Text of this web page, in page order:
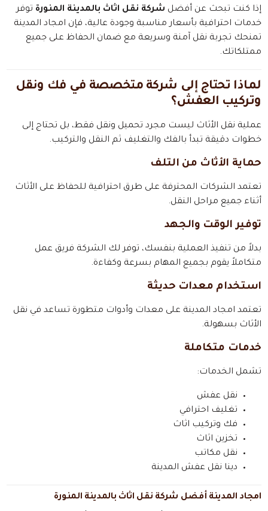
إذا كنت تبحث عن أفضل شركة نقل اثاث بالمدينة المنورة توفر
خدمات احترافية بأسعار مناسبة وجودة عالية، فإن امجاد المدينة
تمنحك تجربة نقل آمنة وسريعة مع ضمان الحفاظ على جميع
ممتلكاتك.
لماذا تحتاج إلى شركة متخصصة في فك ونقل
وتركيب العفش؟
عملية نقل الأثاث ليست مجرد تحميل ونقل فقط، بل تحتاج إلى
خطوات دقيقة تبدأ بالفك والتغليف ثم النقل والتركيب.
حماية الأثاث من التلف
تعتمد الشركات المحترفة على طرق احترافية للحفاظ على الأثاث
أثناء جميع مراحل النقل.
توفير الوقت والجهد
بدلاً من تنفيذ العملية بنفسك، توفر لك الشركة فريق عمل
متكاملاً يقوم بجميع المهام بسرعة وكفاءة.
استخدام معدات حديثة
تعتمد امجاد المدينة على معدات وأدوات متطورة تساعد في نقل
الأثاث بسهولة.
خدمات متكاملة
تشمل الخدمات:
نقل عفش
تغليف احترافي
فك وتركيب اثاث
تخزين اثاث
نقل مكاتب
دينا نقل عفش المدينة
امجاد المدينة أفضل شركة نقل اثاث بالمدينة المنورة